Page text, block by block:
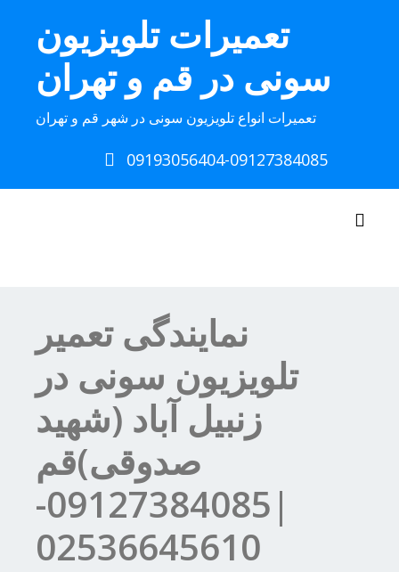
تعمیرات تلویزیون
سونی در قم و تهران
تعمیرات انواع تلویزیون سونی در شهر قم و تهران
09193056404-09127384085
Toggle navigation
نمایندگی تعمیر
تلویزیون سونی در
زنبیل آباد (شهید
صدوقی)قم
|09127384085-
02536645610